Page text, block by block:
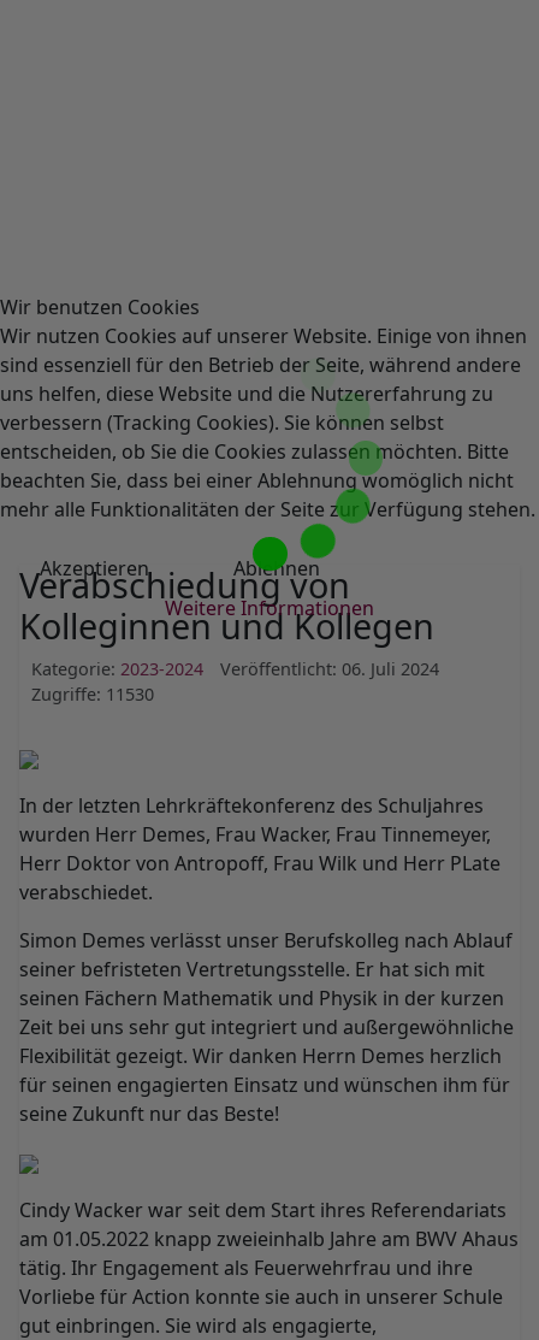
Verabschiedung von
Kolleginnen und Kollegen
Kategorie:2023-2024
Veröffentlicht: 06. Juli 2024
Zugriffe: 11530
In der letzten Lehrkräftekonferenz des Schuljahres
wurden Herr Demes, Frau Wacker, Frau Tinnemeyer,
Herr Doktor von Antropoff, Frau Wilk und Herr PLate
verabschiedet.
Simon Demes verlässt unser Berufskolleg nach Ablauf
seiner befristeten Vertretungsstelle. Er hat sich mit
seinen Fächern Mathematik und Physik in der kurzen
Zeit bei uns sehr gut integriert und außergewöhnliche
Flexibilität gezeigt. Wir danken Herrn Demes herzlich
für seinen engagierten Einsatz und wünschen ihm für
seine Zukunft nur das Beste!
Cindy Wacker war seit dem Start ihres Referendariats
am 01.05.2022 knapp zweieinhalb Jahre am BWV Ahaus
tätig. Ihr Engagement als Feuerwehrfrau und ihre
Vorliebe für Action konnte sie auch in unserer Schule
gut einbringen. Sie wird als engagierte,
Wir benutzen Cookies
Wir nutzen Cookies auf unserer Website. Einige von ihnen
sind essenziell für den Betrieb der Seite, während andere
uns helfen, diese Website und die Nutzererfahrung zu
verbessern (Tracking Cookies). Sie können selbst
entscheiden, ob Sie die Cookies zulassen möchten. Bitte
beachten Sie, dass bei einer Ablehnung womöglich nicht
mehr alle Funktionalitäten der Seite zur Verfügung stehen.
Akzeptieren
Ablehnen
Weitere Informationen